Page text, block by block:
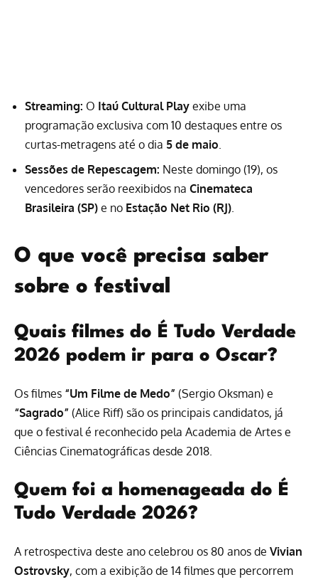
Streaming: O Itaú Cultural Play exibe uma
programação exclusiva com 10 destaques entre os
curtas-metragens até o dia 5 de maio
Sessões de Repescagem: Neste domingo (19), os
vencedores serão reexibidos na Cinemateca
Brasileira (SP) e no Estação Net Rio (RJ)
O que você precisa saber
sobre o festival
Quais filmes do É Tudo Verdade
2026 podem ir para o Oscar?
Os filmes “Um Filme de Medo” (Sergio Oksman) e
“Sagrado” (Alice Riff) são os principais candidatos, já
que o festival é reconhecido pela Academia de Artes e
Ciências Cinematográficas desde 2018.
Quem foi a homenageada do É
Tudo Verdade 2026?
A retrospectiva deste ano celebrou os 80 anos de Vivian
Ostrovsky, com a exibição de 14 filmes que percorrem